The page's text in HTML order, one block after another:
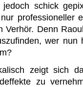
jedoch schick
professioneller
Verhör. Denn
wer
zeigt sich
zu